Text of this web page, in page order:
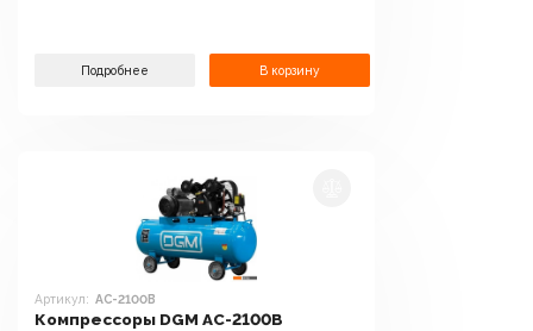
Подробнее В корзину
Артикул: AC-2100B
Компрессоры DGM AC-2100B